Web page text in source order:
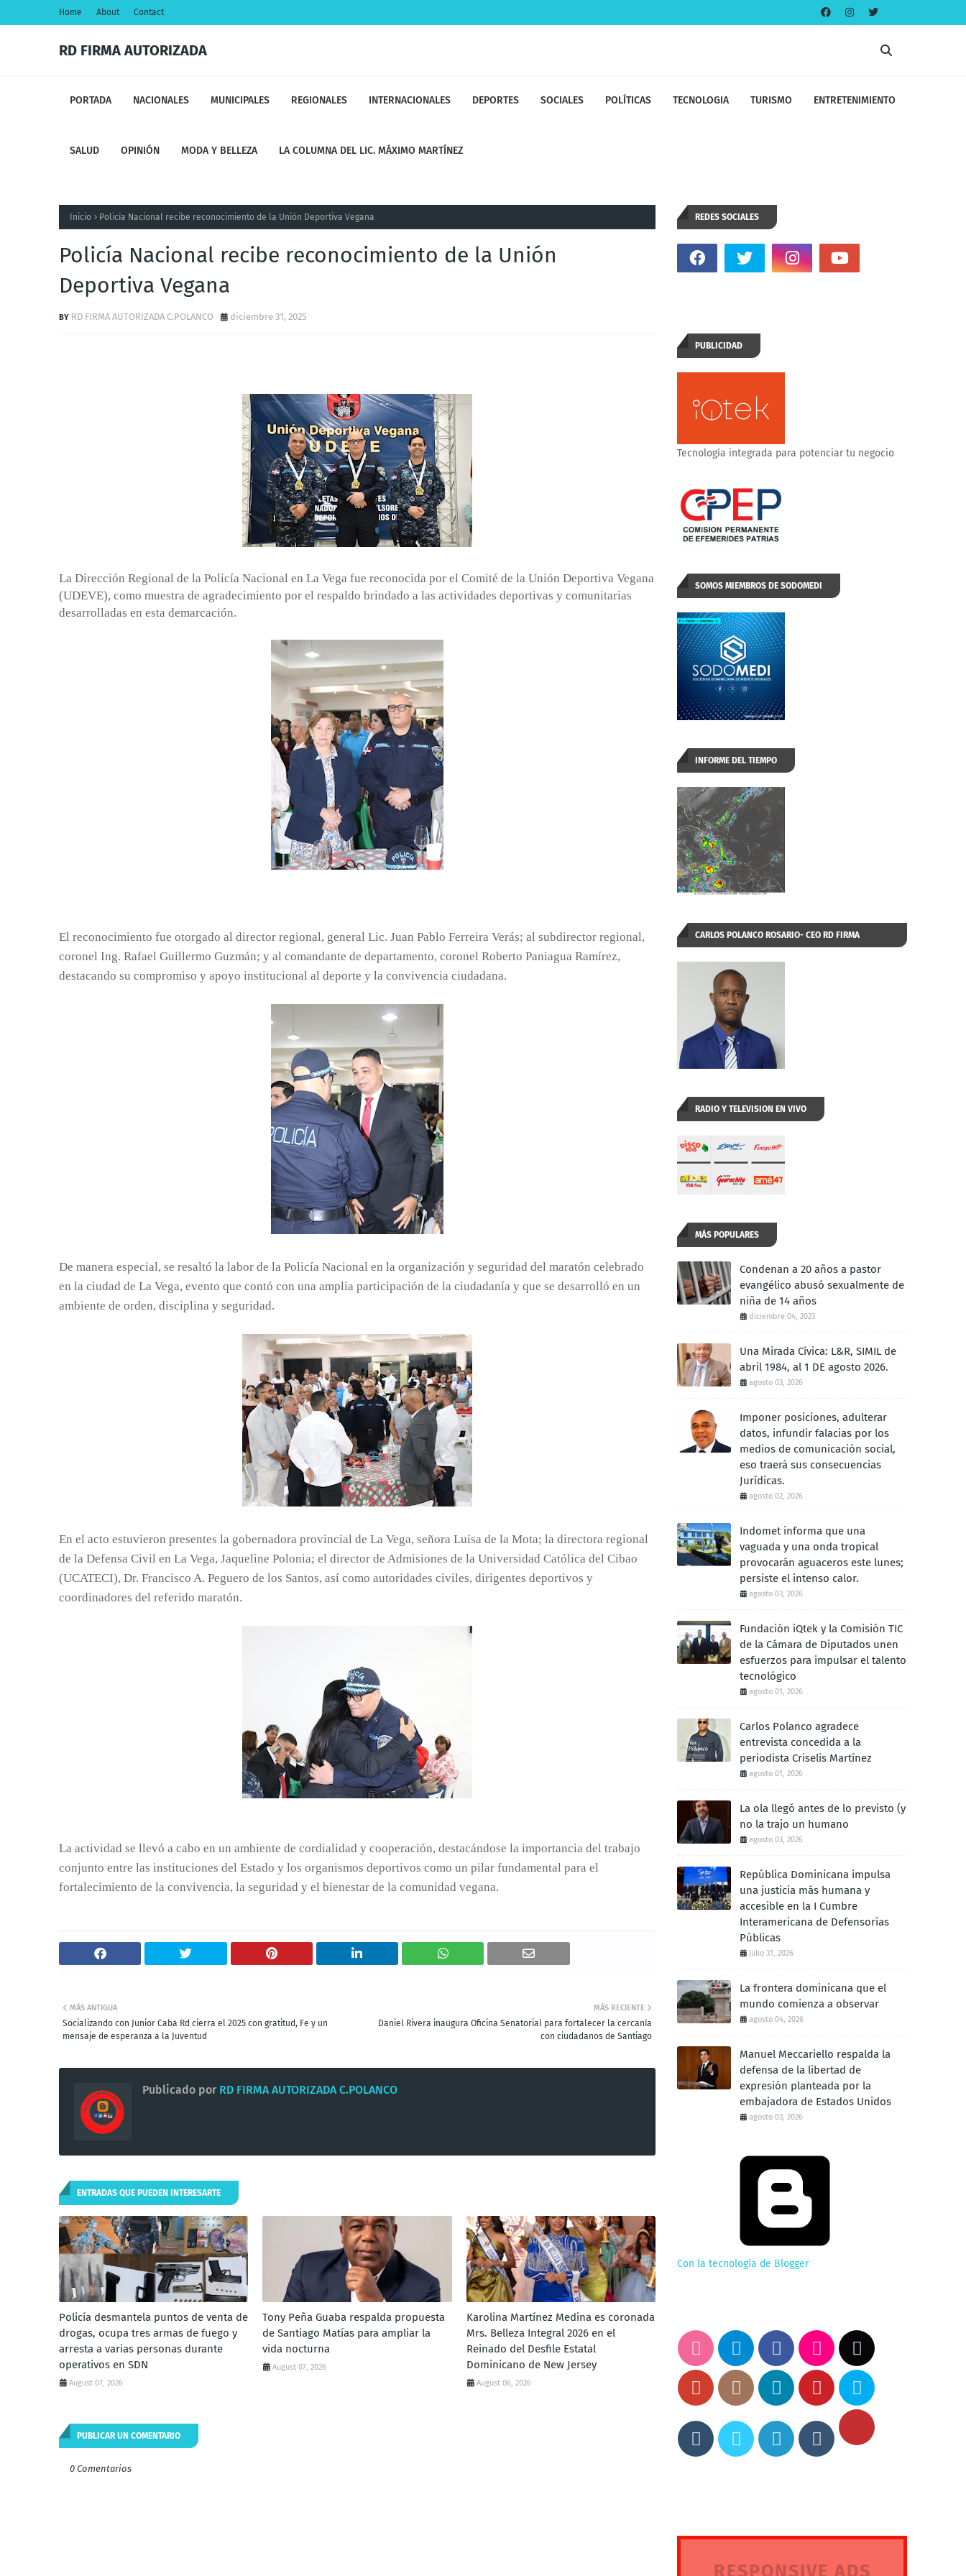
Home About Contact
RD FIRMA AUTORIZADA
PORTADA NACIONALES MUNICIPALES REGIONALES INTERNACIONALES DEPORTES SOCIALES POLÍTICAS TECNOLOGIA TURISMO ENTRETENIMIENTO
SALUD OPINIÓN MODA Y BELLEZA LA COLUMNA DEL LIC. MÁXIMO MARTÍNEZ
Inicio Policía Nacional recibe reconocimiento de la Unión Deportiva Vegana
Policía Nacional recibe reconocimiento de la Unión
Deportiva Vegana
RD FIRMA AUTORIZADA C.POLANCO diciembre 31, 2025
La Dirección Regional de la Policía Nacional en La Vega fue reconocida por el Comité de la Unión Deportiva Vegana
(UDEVE), como muestra de agradecimiento por el respaldo brindado a las actividades deportivas y comunitarias
desarrolladas en esta demarcación.
El reconocimiento fue otorgado al director regional, general Lic. Juan Pablo Ferreira Verás; al subdirector regional,
coronel Ing. Rafael Guillermo Guzmán; y al comandante de departamento, coronel Roberto Paniagua Ramírez,
destacando su compromiso y apoyo institucional al deporte y la convivencia ciudadana.
De manera especial, se resaltó la labor de la Policía Nacional en la organización y seguridad del maratón celebrado
en la ciudad de La Vega, evento que contó con una amplia participación de la ciudadanía y que se desarrolló en un
ambiente de orden, disciplina y seguridad.
En el acto estuvieron presentes la gobernadora provincial de La Vega, señora Luisa de la Mota; la directora regional
de la Defensa Civil en La Vega, Jaqueline Polonia; el director de Admisiones de la Universidad Católica del Cibao
(UCATECI), Dr. Francisco A. Peguero de los Santos, así como autoridades civiles, dirigentes deportivos y
coordinadores del referido maratón.
La actividad se llevó a cabo en un ambiente de cordialidad y cooperación, destacándose la importancia del trabajo
conjunto entre las instituciones del Estado y los organismos deportivos como un pilar fundamental para el
fortalecimiento de la convivencia, la seguridad y el bienestar de la comunidad vegana.
MÁS RECIENTE
Daniel Rivera inaugura Oficina Senatorial para fortalecer la cercanía
con ciudadanos de Santiago
MÁS ANTIGUA
Socializando con Junior Caba Rd cierra el 2025 con gratitud, Fe y un
mensaje de esperanza a la Juventud
Publicado por RD FIRMA AUTORIZADA C.POLANCO
ENTRADAS QUE PUEDEN INTERESARTE
Policía desmantela puntos de venta de
drogas, ocupa tres armas de fuego y
arresta a varias personas durante
operativos en SDN
August 07, 2026
Tony Peña Guaba respalda propuesta
de Santiago Matías para ampliar la
vida nocturna
August 07, 2026
Karolina Martínez Medina es coronada
Mrs. Belleza Integral 2026 en el
Reinado del Desfile Estatal
Dominicano de New Jersey
August 06, 2026
PUBLICAR UN COMENTARIO
0 Comentarios
REDES SOCIALES
PUBLICIDAD
Tecnología integrada para potenciar tu negocio
SOMOS MIEMBROS DE SODOMEDI
INFORME DEL TIEMPO
CARLOS POLANCO ROSARIO- CEO RD FIRMA
AUTORIZADA
RADIO Y TELEVISION EN VIVO
MÁS POPULARES
Condenan a 20 años a pastor
evangélico abusó sexualmente de
niña de 14 años
diciembre 04, 2023
Una Mirada Cívica: L&R, SIMIL de
abril 1984, al 1 DE agosto 2026.
agosto 03, 2026
Imponer posiciones, adulterar
datos, infundir falacias por los
medios de comunicación social,
eso traerá sus consecuencias
Jurídicas.
agosto 02, 2026
Indomet informa que una
vaguada y una onda tropical
provocarán aguaceros este lunes;
persiste el intenso calor.
agosto 03, 2026
Fundación iQtek y la Comisión TIC
de la Cámara de Diputados unen
esfuerzos para impulsar el talento
tecnológico
agosto 01, 2026
Carlos Polanco agradece
entrevista concedida a la
periodista Criselis Martínez
agosto 01, 2026
La ola llegó antes de lo previsto (y
no la trajo un humano
agosto 03, 2026
República Dominicana impulsa
una justicia más humana y
accesible en la I Cumbre
Interamericana de Defensorías
Públicas
julio 31, 2026
La frontera dominicana que el
mundo comienza a observar
agosto 04, 2026
Manuel Meccariello respalda la
defensa de la libertad de
expresión planteada por la
embajadora de Estados Unidos
agosto 03, 2026
Con la tecnología de Blogger
RESPONSIVE ADS